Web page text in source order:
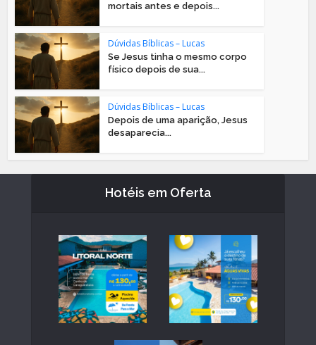
mortais antes e depois...
Dúvidas Bíblicas – Lucas
Se Jesus tinha o mesmo corpo
físico depois de sua...
Dúvidas Bíblicas – Lucas
Depois de uma aparição, Jesus
desaparecia...
Hotéis em Oferta